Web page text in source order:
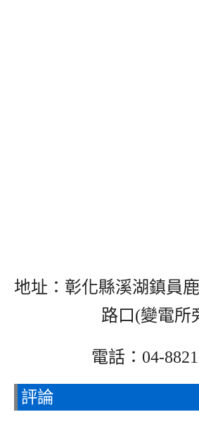
地址：彰化縣溪湖鎮員
路口(變電所
電話：04-
評論